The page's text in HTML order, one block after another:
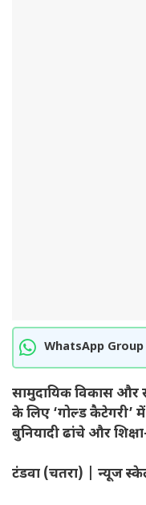
WhatsApp Group
सामुदायिक विकास और
के लिए ‘गोल्ड कैटेगरी’ में
बुनियादी ढांचे और
टंडवा (चतरा) | न्यूज